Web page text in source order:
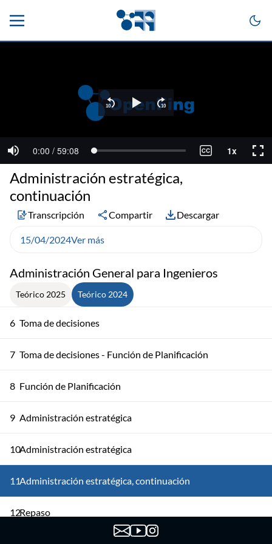
Administración General para Ingenieros
Teórico 2025 Teórico 2024
6 Toma de decisiones
7 Toma de decisiones - Función de Planificación
8 Función de Planificación
9 Administración estratégica
10Administración estratégica
11Administración estratégica, continuación
12Repaso
Administración estratégica,
continuación
Transcripción Compartir Descargar
15/04/2024Ver más